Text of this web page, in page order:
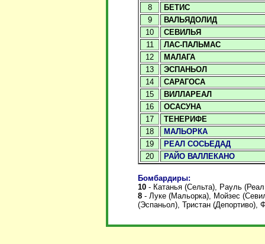
8
БЕТИС
9
ВАЛЬЯДОЛИД
10
СЕВИЛЬЯ
11
ЛАС-ПАЛЬМАС
12
МАЛАГА
13
ЭСПАНЬОЛ
14
САРАГОСА
15
ВИЛЛАРЕАЛ
16
ОСАСУНА
17
ТЕНЕРИФЕ
18
МАЛЬОРКА
19
РЕАЛ СОСЬЕДАД
20
РАЙО ВАЛЛЕКАНО
Бомбардиры:
10 - Катанья (Сельта), Рауль
8 - Луке (Мальорка), Мойзес
(Эспаньол), Тристан (Депортиво),